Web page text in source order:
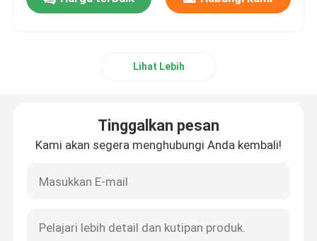
Pipa Komposit Fleksibel
Pipa Gas Komposit
Lihat Lebih
Tinggalkan pesan
Kami akan segera menghubungi Anda kembali!